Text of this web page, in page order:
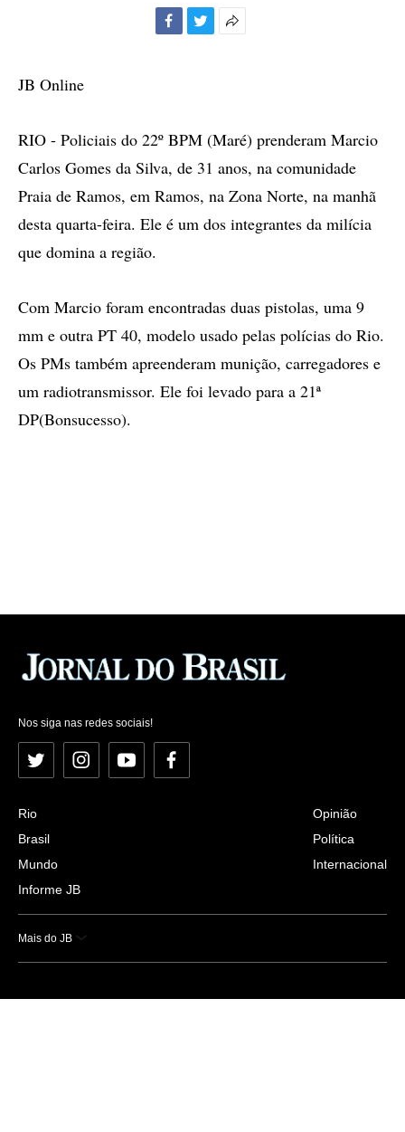
JB Online
RIO - Policiais do 22º BPM (Maré) prenderam Marcio
Carlos Gomes da Silva, de 31 anos, na comunidade
Praia de Ramos, em Ramos, na Zona Norte, na manhã
desta quarta-feira. Ele é um dos integrantes da milícia
que domina a região.
Com Marcio foram encontradas duas pistolas, uma 9
mm e outra PT 40, modelo usado pelas polícias do Rio.
Os PMs também apreenderam munição, carregadores e
um radiotransmissor. Ele foi levado para a 21ª
DP(Bonsucesso).
Nos siga nas redes sociais!
Twitter InstagramYouTubeFacebook
Rio
Brasil
Mundo
Informe JB
Opinião
Política
Internacional
Mais do JB
Esportes